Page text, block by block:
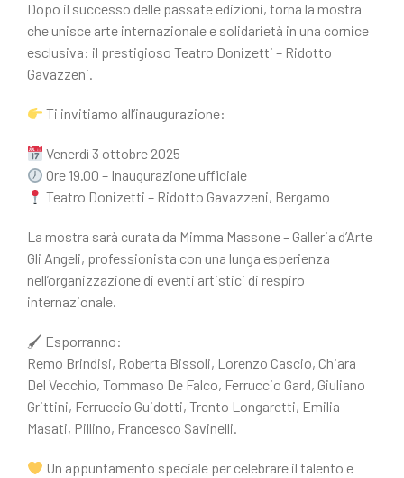
Dopo il successo delle passate edizioni, torna la mostra
che unisce arte internazionale e solidarietà in una cornice
esclusiva: il prestigioso Teatro Donizetti – Ridotto
Gavazzeni.
Ti invitiamo all’inaugurazione:
Venerdì 3 ottobre 2025
Ore 19.00 – Inaugurazione ufficiale
Teatro Donizetti – Ridotto Gavazzeni, Bergamo
La mostra sarà curata da Mimma Massone – Galleria d’Arte
Gli Angeli, professionista con una lunga esperienza
nell’organizzazione di eventi artistici di respiro
internazionale.
🖌 Esporranno:
Remo Brindisi, Roberta Bissoli, Lorenzo Cascio, Chiara
Del Vecchio, Tommaso De Falco, Ferruccio Gard, Giuliano
Grittini, Ferruccio Guidotti, Trento Longaretti, Emilia
Masati, Pillino, Francesco Savinelli.
Un appuntamento speciale per celebrare il talento e